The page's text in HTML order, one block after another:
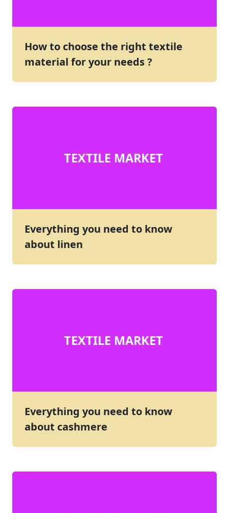
How to choose the right textile
material for your needs ?
TEXTILE MARKET
Everything you need to know
about linen
TEXTILE MARKET
Everything you need to know
about cashmere